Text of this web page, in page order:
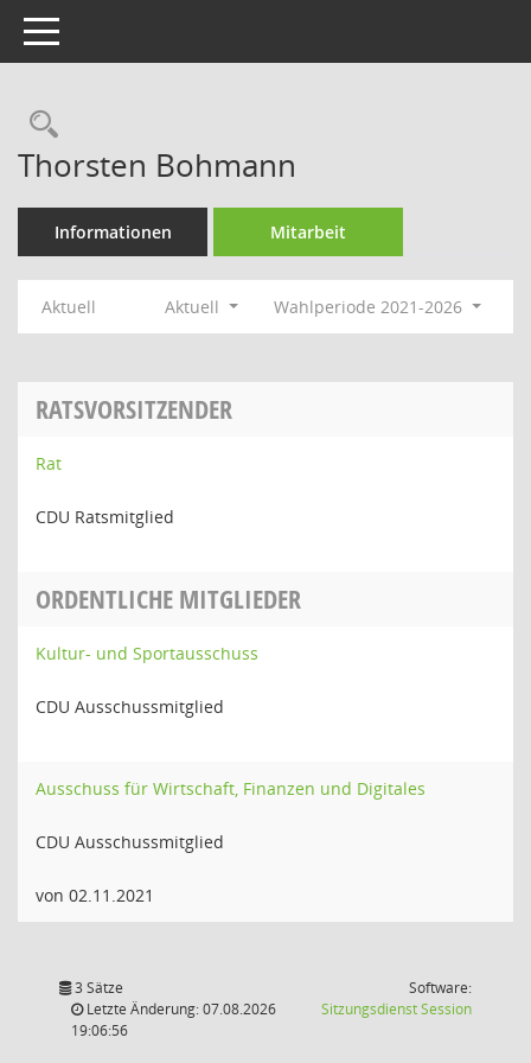
Toggle navigation
Rechercheauswahl
Thorsten Bohmann
Informationen Mitarbeit
Aktuell Aktuell Wahlperiode 2021-2026
RATSVORSITZENDER
Rat
CDU Ratsmitglied
ORDENTLICHE MITGLIEDER
Kultur- und Sportausschuss
CDU Ausschussmitglied
Ausschuss für Wirtschaft, Finanzen und Digitales
CDU Ausschussmitglied
von 02.11.2021
3 Sätze
Letzte Änderung: 07.08.2026
19:06:56
Software:
SitzungsdienstSession(Wird in